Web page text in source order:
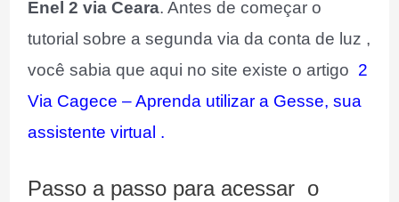
Enel 2 via Ceara. Antes de começar o
tutorial sobre a segunda via da conta de luz ,
você sabia que aqui no site existe o artigo 2
Via Cagece – Aprenda utilizar a Gesse, sua
assistente virtual .
Passo a passo para acessar o